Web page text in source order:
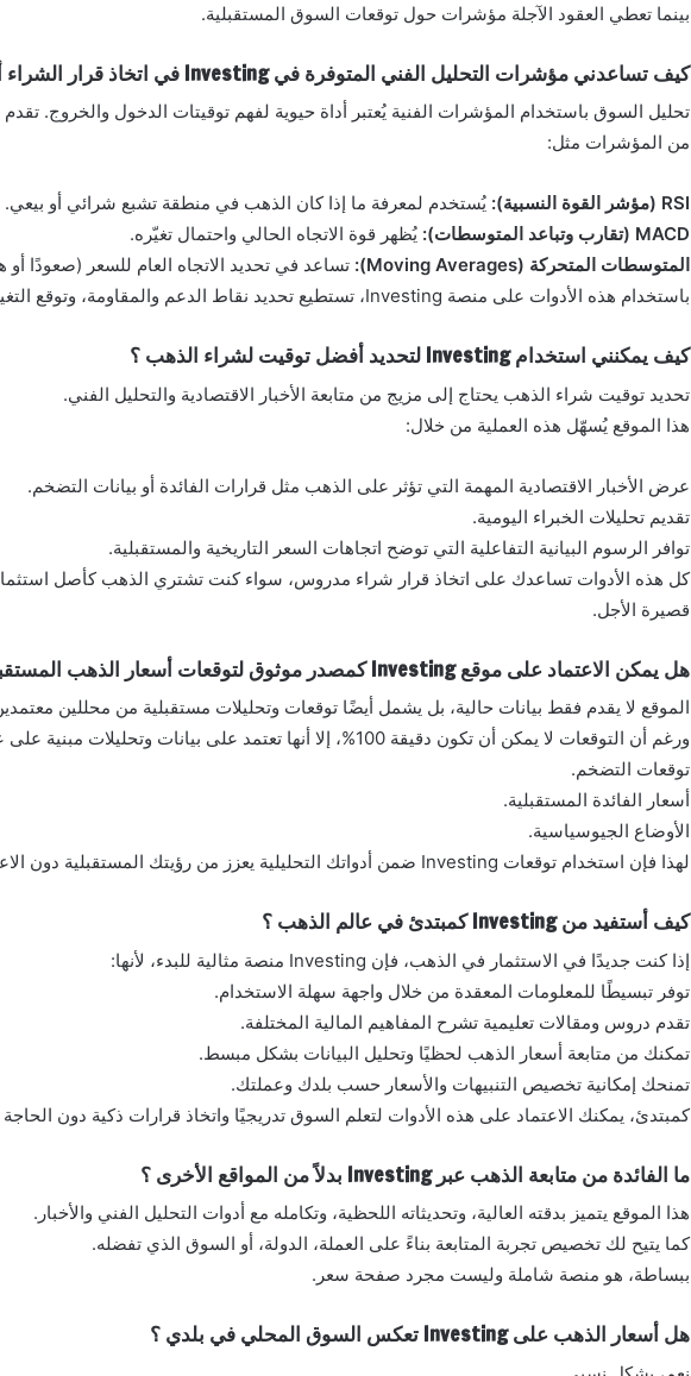
بينما تعطي العقود الآجلة مؤشرات حول توقعات السوق المستقبلية.
كيف تساعدني مؤشرات التحليل الفني المتوفرة في Investing في اتخاذ قرار الشراء أو البيع ؟
من المؤشرات مثل:
RSI (مؤشر القوة النسبية):
يُستخدم لمعرفة ما إذا كان الذهب في منطقة تشبع شرائي أو بيعي.
MACD (تقارب وتباعد المتوسطات):
يُظهر قوة الاتجاه الحالي واحتمال تغيّره.
المتوسطات المتحركة (Moving Averages):
تساعد في تحديد الاتجاه العام للسعر (صعودًا أو
باستخدام هذه الأدوات على منصة Investing، تستطيع تحديد نقاط الدعم والمقاومة، وتوقع التغيرات في السعر بدقة أكبر.
كيف يمكنني استخدام Investing لتحديد أفضل توقيت لشراء الذهب ؟
تحديد توقيت شراء الذهب يحتاج إلى مزيج من متابعة الأخبار الاقتصادية والتحليل الفني.
هذا الموقع يُسهّل هذه العملية من خلال:
عرض الأخبار الاقتصادية المهمة التي تؤثر على الذهب مثل قرارات الفائدة أو بيانات التضخم.
تقديم تحليلات الخبراء اليومية.
توافر الرسوم البيانية التفاعلية التي توضح اتجاهات السعر التاريخية والمستقبلية.
كل هذه الأدوات تساعدك على اتخاذ قرار شراء مدروس، سواء كنت تشتري الذهب كأصل
قصيرة الأجل.
هل يمكن الاعتماد على موقع Investing كمصدر موثوق لتوقعات أسعار الذهب المستقبلية ؟
الموقع لا يقدم فقط بيانات حالية، بل يشمل أيضًا توقعات وتحليلات مستقبلية من محللين
ورغم أن التوقعات لا يمكن أن تكون دقيقة 100%، إلا أنها تعتمد على بيانات وتحليلات مبنية على عوامل حقيقية مثل:
توقعات التضخم.
أسعار الفائدة المستقبلية.
الأوضاع الجيوسياسية.
لهذا فإن استخدام توقعات Investing ضمن أدواتك التحليلية يعزز من رؤيتك المستقبلية دون الاعتماد الكلي عليها فقط.
كيف أستفيد من Investing كمبتدئ في عالم الذهب ؟
إذا كنت جديدًا في الاستثمار في الذهب، فإن Investing منصة مثالية للبدء، لأنها:
توفر تبسيطًا للمعلومات المعقدة من خلال واجهة سهلة الاستخدام.
تقدم دروس ومقالات تعليمية تشرح المفاهيم المالية المختلفة.
تمكنك من متابعة أسعار الذهب لحظيًا وتحليل البيانات بشكل مبسط.
تمنحك إمكانية تخصيص التنبيهات والأسعار حسب بلدك وعملتك.
كمبتدئ، يمكنك الاعتماد على هذه الأدوات لتعلم السوق تدريجيًا واتخاذ قرارات ذكية دون
ما الفائدة من متابعة الذهب عبر Investing بدلاً من المواقع الأخرى ؟
هذا الموقع يتميز بدقته العالية، وتحديثاته اللحظية، وتكامله مع أدوات التحليل الفني والأخبار.
كما يتيح لك تخصيص تجربة المتابعة بناءً على العملة، الدولة، أو السوق الذي تفضله.
ببساطة، هو منصة شاملة وليست مجرد صفحة سعر.
هل أسعار الذهب على Investing تعكس السوق المحلي في بلدي ؟